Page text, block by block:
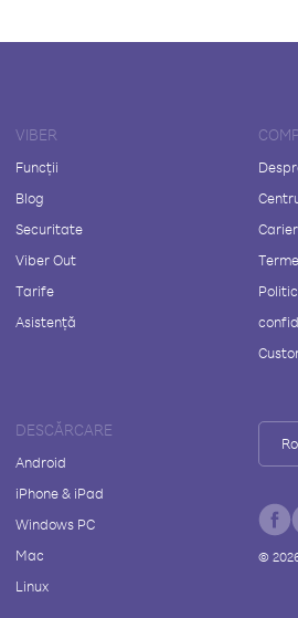
VIBER
Funcții
Blog
Securitate
Viber Out
Tarife
Asistență
DESCĂRCARE
Android
iPhone & iPad
Windows PC
Mac
Linux
©